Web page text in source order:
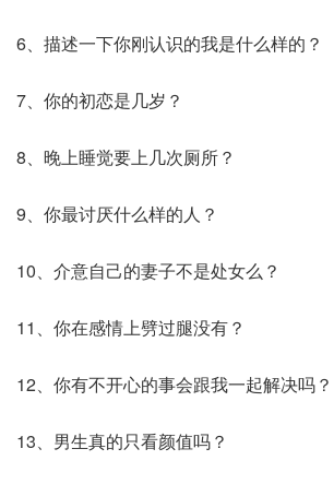
6、描述一下你刚认识的我是什么样的？
7、你的初恋是几岁？
8、晚上睡觉要上几次厕所？
9、你最讨厌什么样的人？
10、介意自己的妻子不是处女么？
11、你在感情上劈过腿没有？
12、你有不开心的事会跟我一起解决吗？
13、男生真的只看颜值吗？